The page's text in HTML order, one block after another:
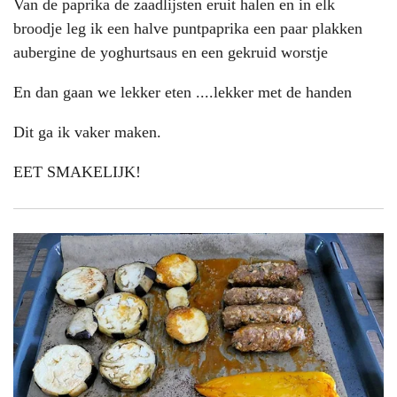
Van de paprika de zaadlijsten eruit halen en in elk
broodje leg ik een halve puntpaprika een paar plakken
aubergine de yoghurtsaus en een gekruid worstje
En dan gaan we lekker eten ....lekker met de handen
Dit ga ik vaker maken.
EET SMAKELIJK!